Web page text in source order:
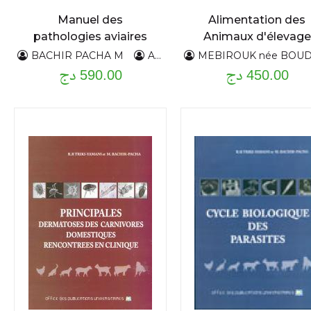
Alimentation des
Animaux d'élevage
MEBIROUK née BOUDECHICHE
450.00 دج
Manuel des
pathologies aviaires
T2
BACHIR PACHA M ABDUL HUSSAIN A,S TRIKI
590.00 دج